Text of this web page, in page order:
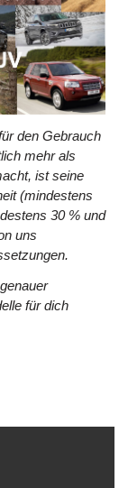
den Gebrauch
mehr als
ist seine
(mindestens
30 % und
uns
für dich